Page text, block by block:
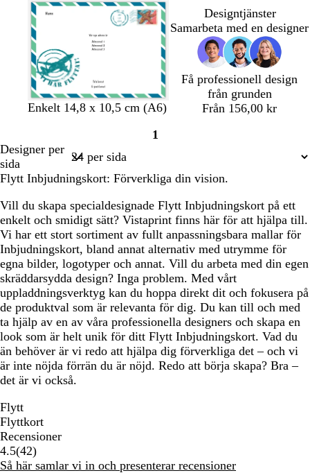
rb
t
Enkelt 14,8 x 10,5 cm (A6)
Designtjänster
Samarbeta med en designer
Få professionell design
från grunden
Från 156,00 kr
Sida
1
Designer per
sida
Flytt Inbjudningskort: Förverkliga din vision.
Vill du skapa specialdesignade Flytt Inbjudningskort på ett
enkelt och smidigt sätt? Vistaprint finns här för att hjälpa till.
Vi har ett stort sortiment av fullt anpassningsbara mallar för
Inbjudningskort, bland annat alternativ med utrymme för
egna bilder, logotyper och annat. Vill du arbeta med din egen
skräddarsydda design? Inga problem. Med vårt
uppladdningsverktyg kan du hoppa direkt dit och fokusera på
de produktval som är relevanta för dig. Du kan till och med
ta hjälp av en av våra professionella designers och skapa en
look som är helt unik för ditt Flytt Inbjudningskort. Vad du
än behöver är vi redo att hjälpa dig förverkliga det – och vi
är inte nöjda förrän du är nöjd. Redo att börja skapa? Bra –
det är vi också.
Flytt
Flyttkort
Recensioner
4.5(4242
recensioner
)
Så här samlar vi in och presenterar recensioner